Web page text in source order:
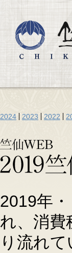
2024 2023 2022
2019年
れ、消費
り流れ